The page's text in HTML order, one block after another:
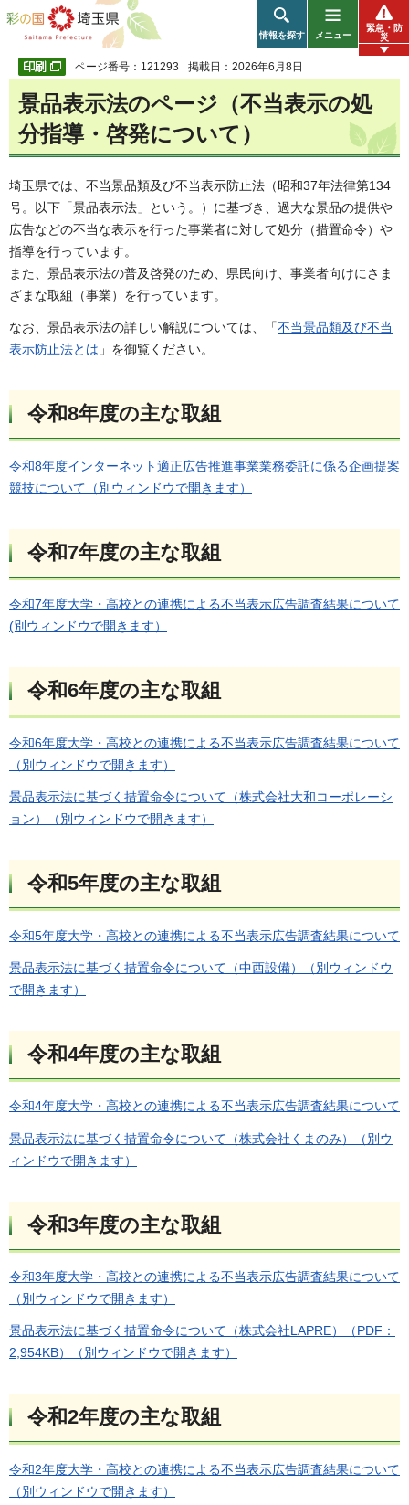
彩の国 埼玉県
情報を探す メニュー
緊急・防
災
ページ番号：121293 掲載日：2026年6月8日
景品表示法のページ（不当表示の処
分指導・啓発について）
埼玉県では、不当景品類及び不当表示防止法（昭和37年法律第134
号。以下「景品表示法」という。）に基づき、過大な景品の提供や
広告などの不当な表示を行った事業者に対して処分（措置命令）や
指導を行っています。
また、景品表示法の普及啓発のため、県民向け、事業者向けにさま
ざまな取組（事業）を行っています。
なお、景品表示法の詳しい解説については、「不当景品類及び不当
表示防止法とは 」を御覧ください。
令和8年度の主な取組
令和8年度インターネット適正広告推進事業業務委託に係る企画提案
競技について（別ウィンドウで開きます）
令和7年度の主な取組
令和7年度大学・高校との連携による不当表示広告調査結果について
(別ウィンドウで開きます）
令和6年度の主な取組
令和6年度大学・高校との連携による不当表示広告調査結果について
（別ウィンドウで開きます）
景品表示法に基づく措置命令について（株式会社大和コーポレーシ
ョン）（別ウィンドウで開きます）
令和5年度の主な取組
令和5年度大学・高校との連携による不当表示広告調査結果について
景品表示法に基づく措置命令について（中西設備）（別ウィンドウ
で開きます）
令和4年度の主な取組
令和4年度大学・高校との連携による不当表示広告調査結果について
景品表示法に基づく措置命令について（株式会社くまのみ）（別ウ
ィンドウで開きます）
令和3年度の主な取組
令和3年度大学・高校との連携による不当表示広告調査結果について
（別ウィンドウで開きます）
景品表示法に基づく措置命令について（株式会社LAPRE）（PDF：
2,954KB）（別ウィンドウで開きます）
令和2年度の主な取組
令和2年度大学・高校との連携による不当表示広告調査結果について
（別ウィンドウで開きます）